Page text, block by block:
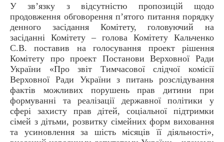
У зв’язку з відсутністю пропозицій щодо
продовження обговорення п’ятого питання порядку
денного засідання Комітету, головуючий на
засіданні Комітету – голова Комітету Кальченко
С.В. поставив на голосування проект рішення
Комітету про проект Постанови Верховної Ради
України «Про звіт Тимчасової слідчої комісії
Верховної Ради України з питань розслідування
фактів можливих порушень прав дитини при
формуванні та реалізації державної політики у
сфері захисту прав дітей, соціальної підтримки
сімей з дітьми, розвитку сімейних форм виховання
та усиновлення за шість місяців її діяльності»,